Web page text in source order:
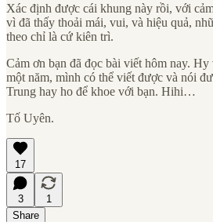
Xác định được cái khung này rồi, với
vì đã thấy thoải mái, vui, và hiệu quả,
theo chỉ là cứ kiên trì.
Cảm ơn bạn đã đọc bài viết hôm nay. Hy
một năm, mình có thể viết được và nói
Trung hay ho để khoe với bạn. Hihi…
Tố Uyên.
17
3
1
Share